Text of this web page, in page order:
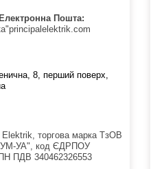
Пошта
8, перший поверх,
Elektrik, торгова марка ТзОВ
УА", код ЄДРПОУ
ПДВ 340462326553